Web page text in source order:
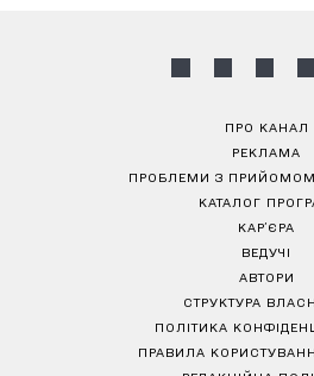
ПРО КАНАЛ
РЕКЛАМА
ПРОБЛЕМИ З ПРИЙОМОМ
КАТАЛОГ
КАР’ЄРА
ВЕДУЧІ
АВТОРИ
СТРУКТУРА
ПОЛІТИКА
ПРАВИЛА